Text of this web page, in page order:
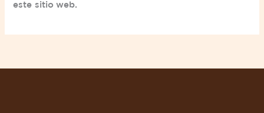
este sitio web.